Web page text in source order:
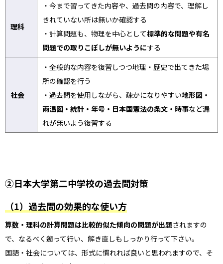
理科
・今まで習ってきた内容や、過去問の内容で、理解し
きれていない所は無いか確認する
・計算問題も、物理を中心として標準的な問題や有名
問題での取りこぼしが無いようにする
社会
・全般的な内容を復習しつつ地理・歴史で出てきた場
所の確認を行う
・過去問を使用しながら、疎かになりやすい地形図・
雨温図・統計・年号・日本国憲法の条文・時事など漏
れが無いよう復習する
②日本大学第二中学校の過去問対策
（1）過去問の効果的な使い方
算数・理科の計算問題は比較的似た傾向の問題が出題されますの
で、なるべく遡って行い、解き直しもしっかり行って下さい。
国語・社会については、形式に慣れれば良いと思われますので、そ